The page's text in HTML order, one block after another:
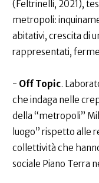
(Feltrinelli, 2021),
metropoli:
abitativi, crescita di
rappresentati,
- Off Topic.
che indaga nelle
della “metropoli”
luogo” rispetto alle
collettività che
sociale Piano Terra